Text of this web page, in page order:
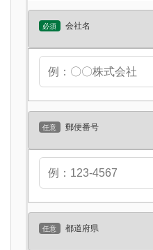
必須 会社名
任意 郵便番号
任意 都道府県